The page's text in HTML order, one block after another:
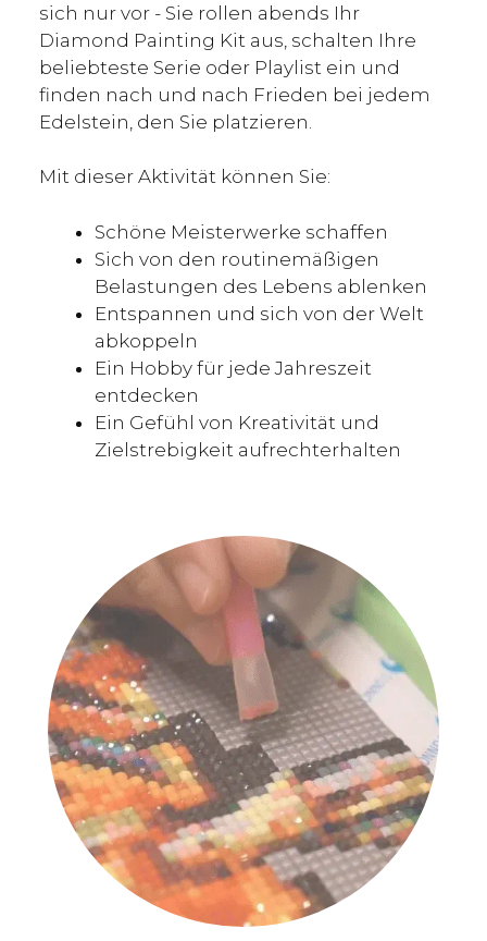
sich nur vor - Sie rollen abends Ihr
Diamond Painting Kit aus, schalten Ihre
beliebteste Serie oder Playlist ein und
finden nach und nach Frieden bei jedem
Edelstein, den Sie platzieren.
Mit dieser Aktivität können Sie:
Schöne Meisterwerke schaffen
Sich von den routinemäßigen
Belastungen des Lebens ablenken
Entspannen und sich von der Welt
abkoppeln
Ein Hobby für jede Jahreszeit
entdecken
Ein Gefühl von Kreativität und
Zielstrebigkeit aufrechterhalten